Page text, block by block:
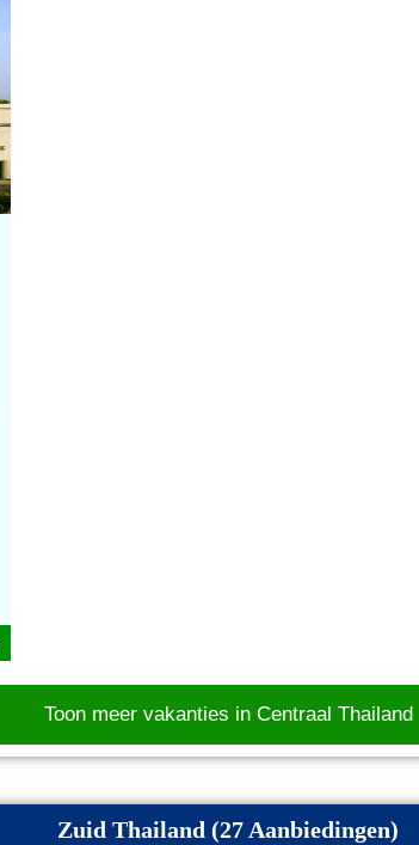
Toon meer vakanties in Centraal Thailand
Zuid Thailand (27 Aanbiedingen)